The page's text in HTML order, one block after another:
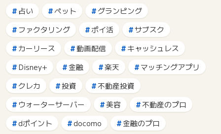
占い ペット
グランピング
ファクタリング
ポイ活
サブスク
カーリース
動画配信
キャッシュレス
Disney+
金融 楽天
マッチングアプリ
クレカ
投資
不動産投資
ウォーターサーバー
美容
不動産のプロ
dポイント
docomo
金融のプロ